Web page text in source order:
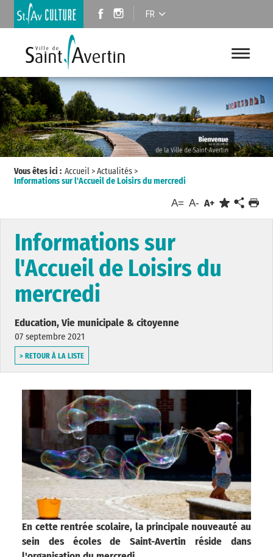
FR
Vous êtes ici : Accueil>Actualités>
Informations sur l'Accueil de Loisirs du mercredi
A= A- A+
Informations sur
l'Accueil de Loisirs du
mercredi
Education, Vie municipale & citoyenne
07 septembre 2021
> RETOUR À LA LISTE
En cette rentrée scolaire, la principale nouveauté au
sein des écoles de Saint-Avertin réside dans